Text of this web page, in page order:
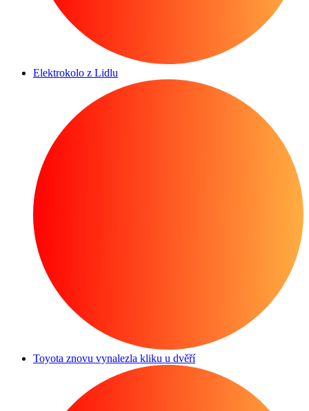
Elektrokolo z Lidlu
Toyota znovu vynalezla kliku u dvěří